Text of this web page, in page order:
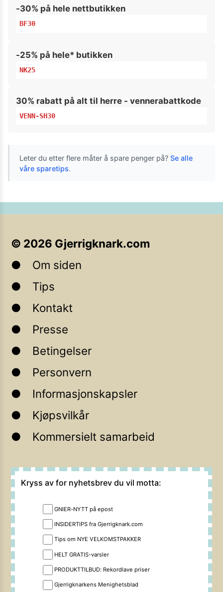
-30% på hele nettbutikken
BF30
-25% på hele* butikken
NK25
30% rabatt på alt til herre - vennerabattkode
VENN-SH30
Leter du etter flere måter å spare penger på? Se alle
våre sparetips.
© 2026 Gjerrigknark.com
Om siden
Tips
Kontakt
Presse
Betingelser
Personvern
Informasjonskapsler
Kjøpsvilkår
Kommersielt samarbeid
Kryss av for nyhetsbrev du vil motta:
GNIER-NYTT på epost
INSIDERTIPS fra Gjerrigknark.com
Tips om NYE VELKOMSTPAKKER
HELT GRATIS-varsler
PRODUKTTILBUD: Rekordlave priser
Gjerrigknarkens Menighetsblad